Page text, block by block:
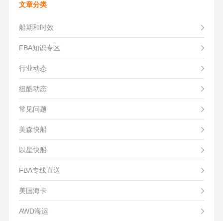
文章分类
船期和时效
FBA知识专区
行业动态
纽酷动态
常见问题
美森快船
以星快船
FBA专线直送
美国海卡
AWD海运